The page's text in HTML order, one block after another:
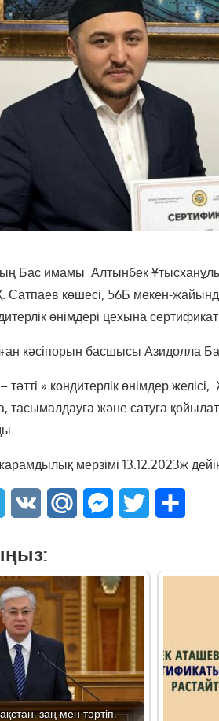
Бас имамы Алтынбек
Сатпаев көшесі, 56Б мекен-
өнімдері цехына
кәсіпорын басшысы Азидолла
» кондитерлік өнімдер
тасымалдауға және сатуға
мерзімі 13.12.2023ж
Telegram
VK Mail.Ru Messenger
Twitter
заң мен тәртіп,